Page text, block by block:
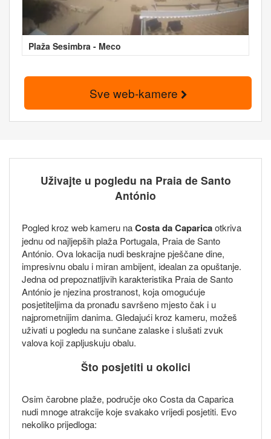
Plaža Sesimbra - Meco
Sve web-kamere
Uživajte u pogledu na Praia de Santo
António
Pogled kroz web kameru naCosta da Caparicaotkriva
jednu od najljepših plaža Portugala, Praia de Santo
António. Ova lokacija nudi beskrajne pješčane dine,
impresivnu obalu i miran ambijent, idealan za opuštanje.
Jedna od prepoznatljivih karakteristika Praia de Santo
António je njezina prostranost, koja omogućuje
posjetiteljima da pronađu savršeno mjesto čak i u
najprometnijim danima. Gledajući kroz kameru, možeš
uživati u pogledu na sunčane zalaske i slušati zvuk
valova koji zapljuskuju obalu.
Što posjetiti u okolici
Osim čarobne plaže, područje oko Costa da Caparica
nudi mnoge atrakcije koje svakako vrijedi posjetiti. Evo
nekoliko prijedloga: